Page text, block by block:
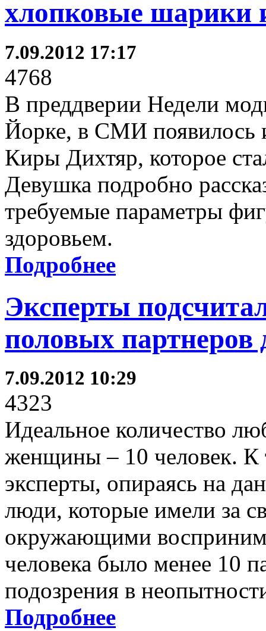
хлопковые шарики
7.09.2012 17:17
4768
В преддверии Недели
Йорке, в СМИ появилось
Киры Дихтяр, которое
Девушка подробно
требуемые параметры
здоровьем.
Подробнее
Эксперты
половых
7.09.2012 10:29
4323
Идеальное количество
женщины – 10 человек.
эксперты, опираясь на
люди, которые имели за
окружающими
человека было менее 10
подозрения в
Подробнее